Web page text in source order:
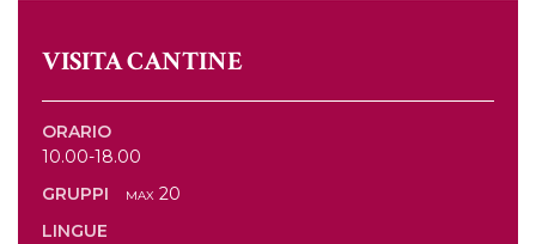
VISITA CANTINE
ORARIO
10.00-18.00
GRUPPI
max 20
LINGUE